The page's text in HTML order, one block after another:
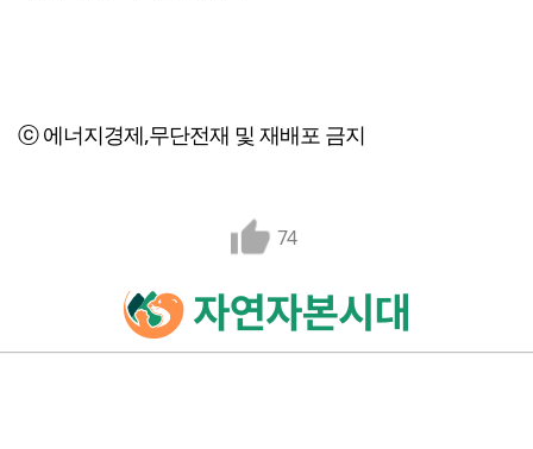
ⓒ 에너지경제,무단전재 및 재배포 금지
74